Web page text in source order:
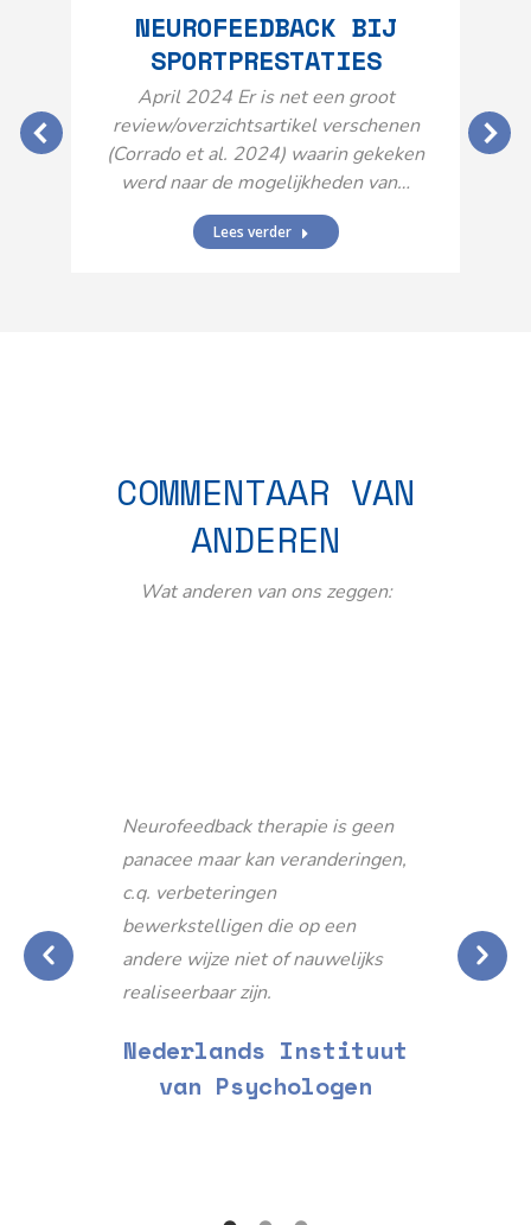
NEUROFEEDBACK BIJ
SPORTPRESTATIES
April 2024 Er is net een groot
review/overzichtsartikel verschenen
(Corrado et al. 2024) waarin gekeken
werd naar de mogelijkheden van…
Lees verder
COMMENTAAR VAN
ANDEREN
Wat anderen van ons zeggen:
Neurofeedback therapie is geen
panacee maar kan veranderingen,
c.q. verbeteringen
bewerkstelligen die op een
andere wijze niet of nauwelijks
realiseerbaar zijn.
Nederlands Instituut
van Psychologen